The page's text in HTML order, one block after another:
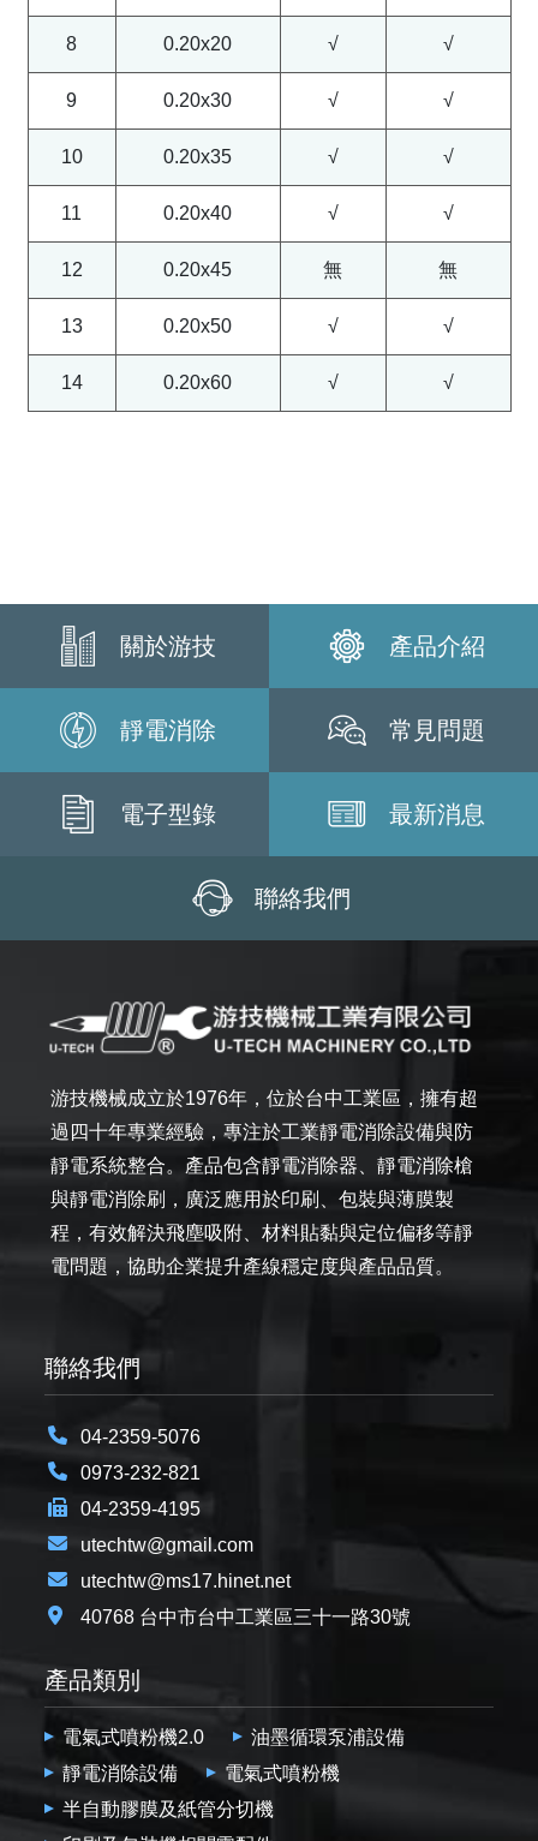
8 0.20x20 √ √
9 0.20x30 √ √
10 0.20x35 √ √
11 0.20x40 √ √
12 0.20x45 無 無
13 0.20x50 √ √
14 0.20x60 √ √
關於游技 產品介紹
靜電消除 常見問題
電子型錄 最新消息
聯絡我們
游技機械成立於1976年，位於台中工業區，擁有超
過四十年專業經驗，專注於工業靜電消除設備與防
靜電系統整合。產品包含靜電消除器、靜電消除槍
與靜電消除刷，廣泛應用於印刷、包裝與薄膜製
程，有效解決飛塵吸附、材料貼黏與定位偏移等靜
電問題，協助企業提升產線穩定度與產品品質。
聯絡我們
04-2359-5076
0973-232-821
04-2359-4195
utechtw@gmail.com
utechtw@ms17.hinet.net
40768 台中市台中工業區三十一路30號
產品類別
電氣式噴粉機2.0
油墨循環泵浦設備
靜電消除設備
電氣式噴粉機
半自動膠膜及紙管分切機